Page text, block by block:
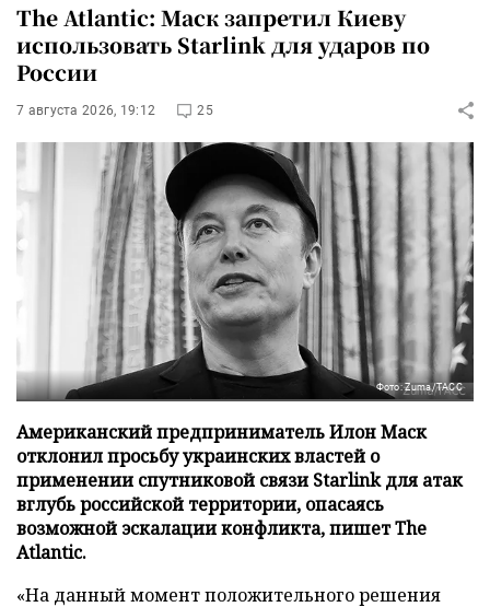
The Atlantic: Маск запретил Киеву
использовать Starlink для ударов по
России
7 августа 2026, 19:12 25
Фото: Zuma/ТАСС
Американский предприниматель Илон Маск
отклонил просьбу украинских властей о
применении спутниковой связи Starlink для атак
вглубь российской территории, опасаясь
возможной эскалации конфликта, пишет The
Atlantic.
«На данный момент положительного решения